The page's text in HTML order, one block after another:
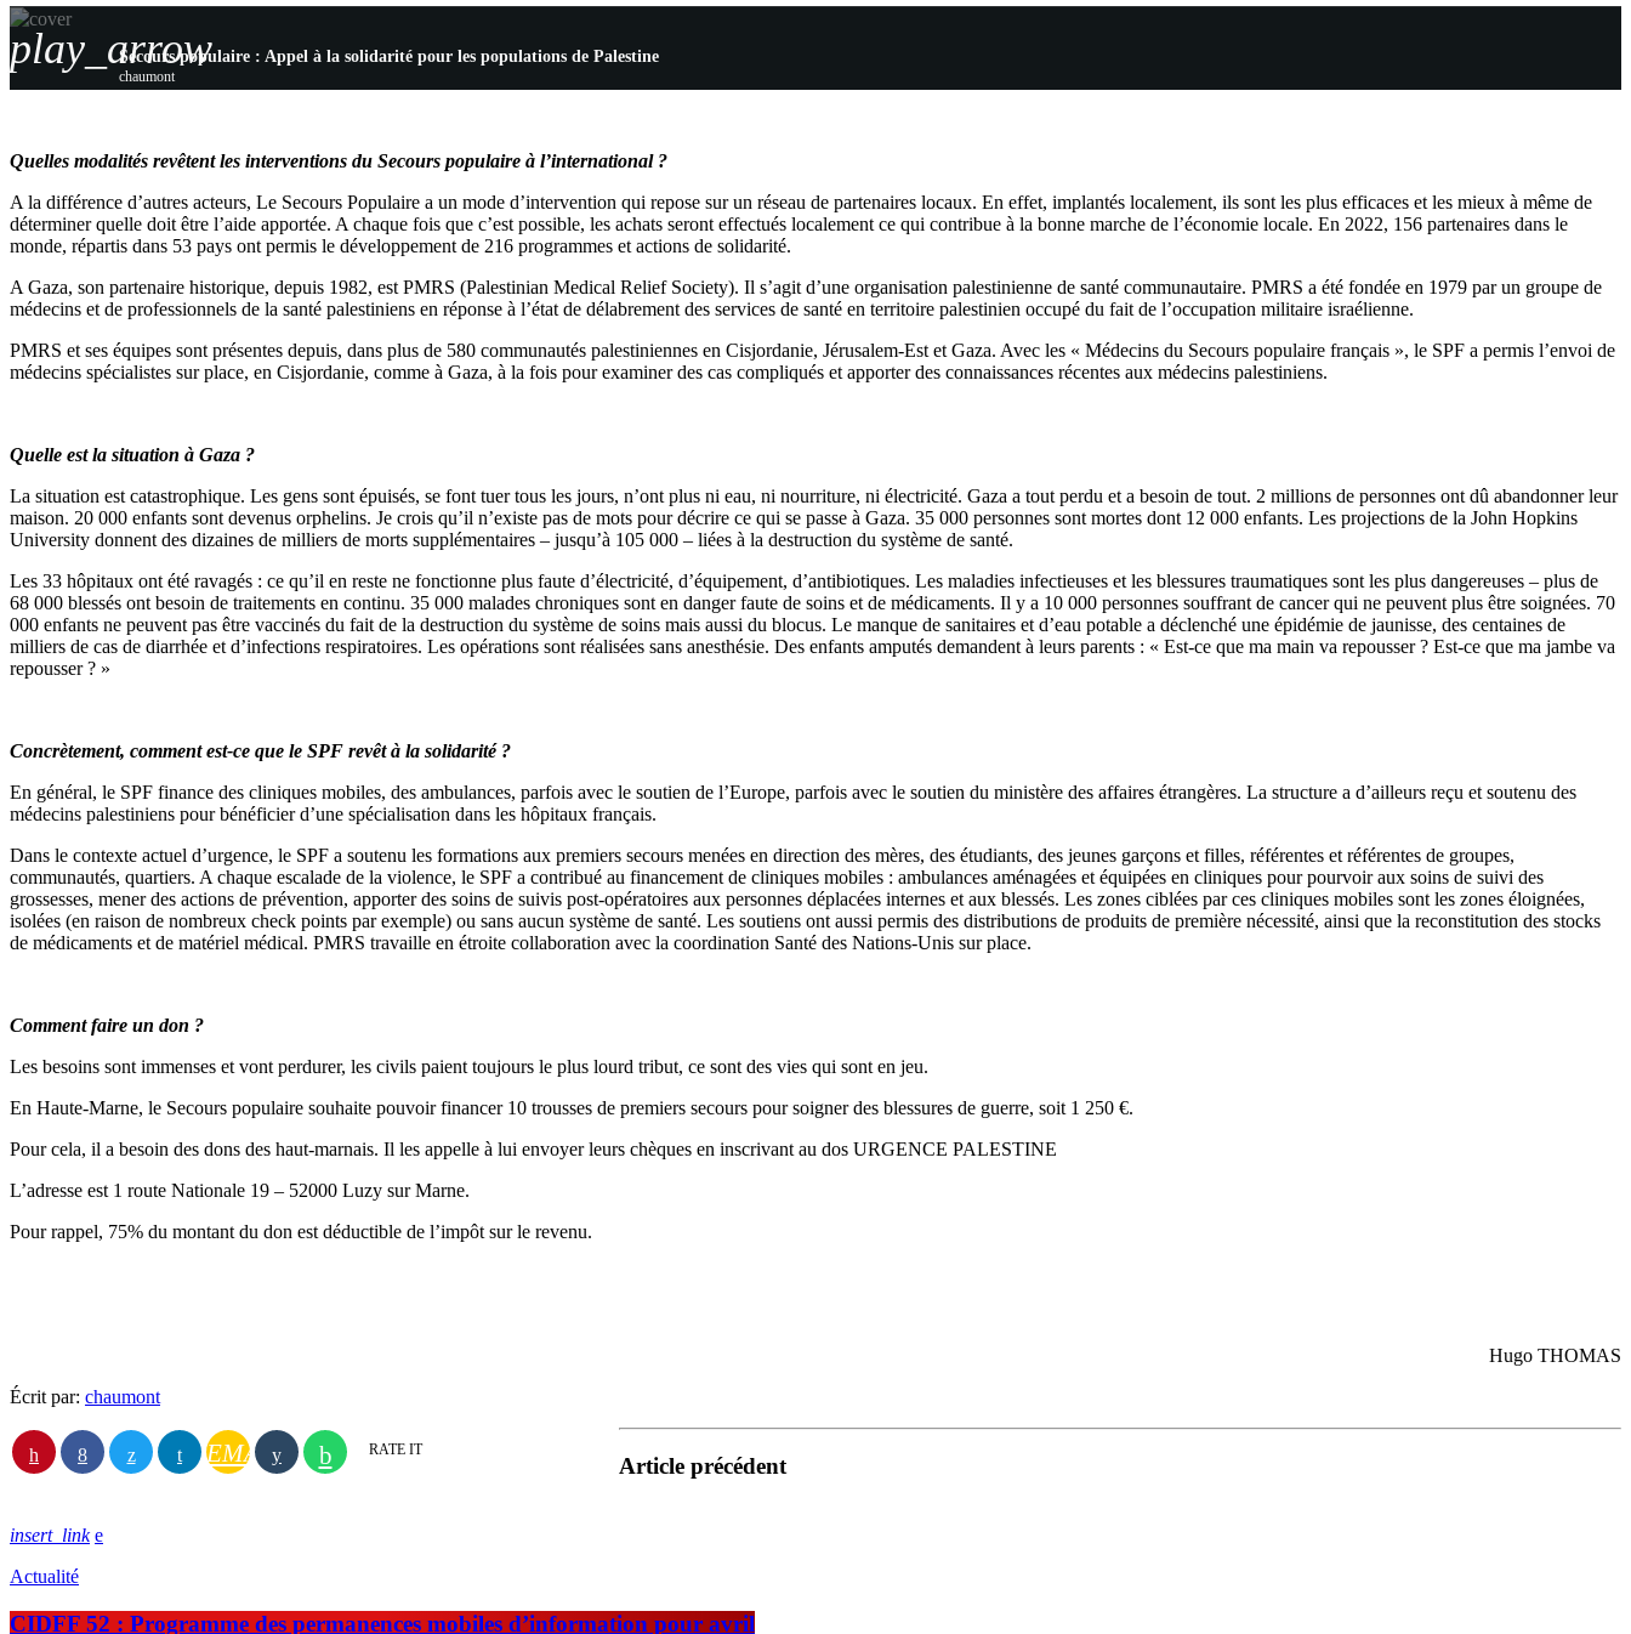
play_arrowSecours populaire : Appel à la solidarité pour les populations de Palestine
chaumont
Quelles modalités revêtent les interventions du Secours populaire à l’international ?
A la différence d’autres acteurs, Le Secours Populaire a un mode d’intervention qui repose sur un réseau de partenaires locaux. En effet, implantés localement, ils sont les plus efficaces et les mieux à même de
déterminer quelle doit être l’aide apportée. A chaque fois que c’est possible, les achats seront effectués localement ce qui contribue à la bonne marche de l’économie locale. En 2022, 156 partenaires dans le
monde, répartis dans 53 pays ont permis le développement de 216 programmes et actions de solidarité.
A Gaza, son partenaire historique, depuis 1982, est PMRS (Palestinian Medical Relief Society). Il s’agit d’une organisation palestinienne de santé communautaire. PMRS a été fondée en 1979 par un groupe de
médecins et de professionnels de la santé palestiniens en réponse à l’état de délabrement des services de santé en territoire palestinien occupé du fait de l’occupation militaire israélienne.
PMRS et ses équipes sont présentes depuis, dans plus de 580 communautés palestiniennes en Cisjordanie, Jérusalem-Est et Gaza. Avec les « Médecins du Secours populaire français », le SPF a permis l’envoi de
médecins spécialistes sur place, en Cisjordanie, comme à Gaza, à la fois pour examiner des cas compliqués et apporter des connaissances récentes aux médecins palestiniens.
Quelle est la situation à Gaza ?
La situation est catastrophique. Les gens sont épuisés, se font tuer tous les jours, n’ont plus ni eau, ni nourriture, ni électricité. Gaza a tout perdu et a besoin de tout. 2 millions de personnes ont dû abandonner leur
maison. 20 000 enfants sont devenus orphelins. Je crois qu’il n’existe pas de mots pour décrire ce qui se passe à Gaza. 35 000 personnes sont mortes dont 12 000 enfants. Les projections de la John Hopkins
University donnent des dizaines de milliers de morts supplémentaires – jusqu’à 105 000 – liées à la destruction du système de santé.
Les 33 hôpitaux ont été ravagés : ce qu’il en reste ne fonctionne plus faute d’électricité, d’équipement, d’antibiotiques. Les maladies infectieuses et les blessures traumatiques sont les plus dangereuses – plus de
68 000 blessés ont besoin de traitements en continu. 35 000 malades chroniques sont en danger faute de soins et de médicaments. Il y a 10 000 personnes souffrant de cancer qui ne peuvent plus être soignées. 70
000 enfants ne peuvent pas être vaccinés du fait de la destruction du système de soins mais aussi du blocus. Le manque de sanitaires et d’eau potable a déclenché une épidémie de jaunisse, des centaines de
milliers de cas de diarrhée et d’infections respiratoires. Les opérations sont réalisées sans anesthésie. Des enfants amputés demandent à leurs parents : « Est-ce que ma main va repousser ? Est-ce que ma jambe va
repousser ? »
Concrètement, comment est-ce que le SPF revêt à la solidarité ?
En général, le SPF finance des cliniques mobiles, des ambulances, parfois avec le soutien de l’Europe, parfois avec le soutien du ministère des affaires étrangères. La structure a d’ailleurs reçu et soutenu des
médecins palestiniens pour bénéficier d’une spécialisation dans les hôpitaux français.
Dans le contexte actuel d’urgence, le SPF a soutenu les formations aux premiers secours menées en direction des mères, des étudiants, des jeunes garçons et filles, référentes et référentes de groupes,
communautés, quartiers. A chaque escalade de la violence, le SPF a contribué au financement de cliniques mobiles : ambulances aménagées et équipées en cliniques pour pourvoir aux soins de suivi des
grossesses, mener des actions de prévention, apporter des soins de suivis post-opératoires aux personnes déplacées internes et aux blessés. Les zones ciblées par ces cliniques mobiles sont les zones éloignées,
isolées (en raison de nombreux check points par exemple) ou sans aucun système de santé. Les soutiens ont aussi permis des distributions de produits de première nécessité, ainsi que la reconstitution des stocks
de médicaments et de matériel médical. PMRS travaille en étroite collaboration avec la coordination Santé des Nations-Unis sur place.
Comment faire un don ?
Les besoins sont immenses et vont perdurer, les civils paient toujours le plus lourd tribut, ce sont des vies qui sont en jeu.
En Haute-Marne, le Secours populaire souhaite pouvoir financer 10 trousses de premiers secours pour soigner des blessures de guerre, soit 1 250 €.
Pour cela, il a besoin des dons des haut-marnais. Il les appelle à lui envoyer leurs chèques en inscrivant au dos URGENCE PALESTINE
L’adresse est 1 route Nationale 19 – 52000 Luzy sur Marne.
Pour rappel, 75% du montant du don est déductible de l’impôt sur le revenu.
Hugo THOMAS
Écrit par: chaumont
EMAIL RATE IT
Article précédent
insert_link
Actualité
CIDFF 52 : Programme des permanences mobiles d’information pour avril